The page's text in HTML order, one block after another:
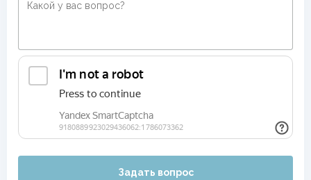
Задать вопрос